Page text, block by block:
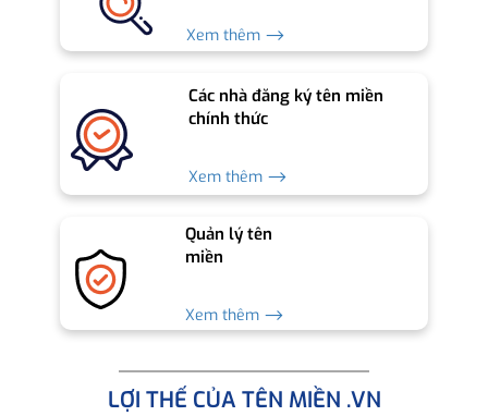
Xem thêm ⟶
Các nhà đăng ký tên miền
chính thức
Xem thêm ⟶
Quản lý tên
miền
Xem thêm ⟶
LỢI THẾ CỦA TÊN MIỀN .VN